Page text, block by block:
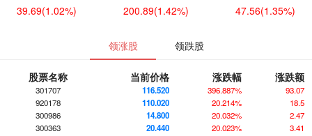
39.69(1.02%)
200.89(1.42%)
47.56(1.35%)
领涨股 领跌股
股票名称 当前价格 涨跌幅 涨跌额
301707 116.520 396.887%
93.07
920178
110.020 20.214%
18.5
300986
14.800 20.032%
2.47
300363
20.440 20.023%
3.41